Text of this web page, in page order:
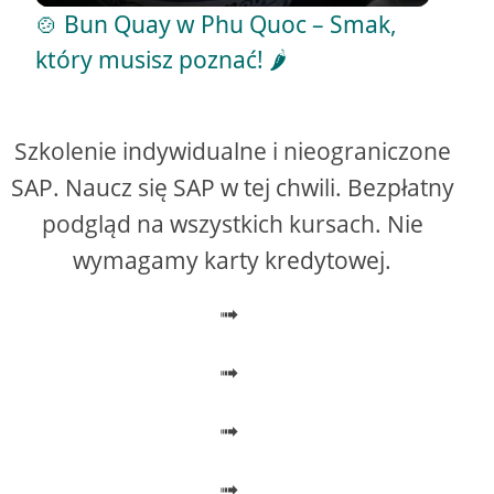
i
e
o
🍲 Bun Quay w Phu Quoc – Smak,
który musisz poznać! 🌶️
Szkolenie indywidualne i nieograniczone
SAP. Naucz się SAP w tej chwili. Bezpłatny
podgląd na wszystkich kursach. Nie
wymagamy karty kredytowej.
➟
➟
➟